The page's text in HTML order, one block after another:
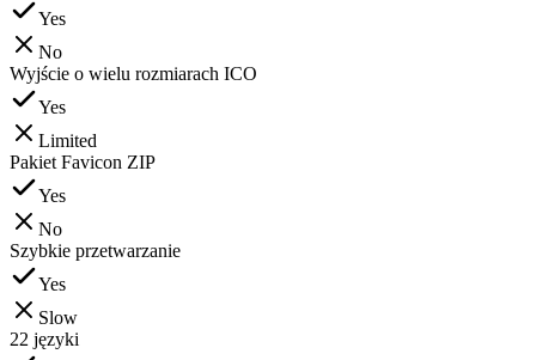
Yes
No
Wyjście o wielu rozmiarach ICO
Yes
Limited
Pakiet Favicon ZIP
Yes
No
Szybkie przetwarzanie
Yes
Slow
22 języki